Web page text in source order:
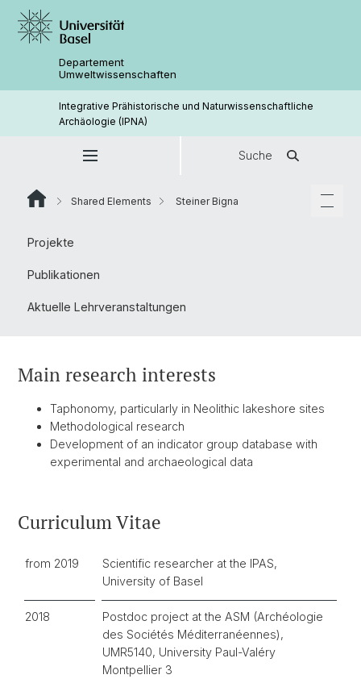
Departement
Umweltwissenschaften
Integrative Prähistorische und Naturwissenschaftliche
Archäologie (IPNA)
Suche
Shared Elements Steiner Bigna
Projekte
Publikationen
Aktuelle Lehrveranstaltungen
Main research interests
Taphonomy, particularly in Neolithic lakeshore sites
Methodological research
Development of an indicator group database with
experimental and archaeological data
Curriculum Vitae
from 2019
Scientific researcher at the IPAS,
University of Basel
2018
Postdoc project at the ASM (Archéologie
des Sociétés Méditerranéennes),
UMR5140, University Paul-Valéry
Montpellier 3